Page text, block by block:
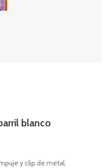
blanco
y clip de metal.